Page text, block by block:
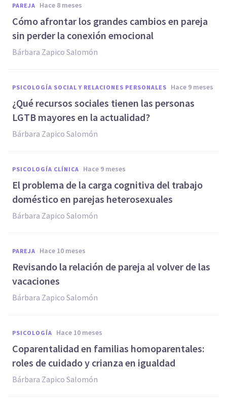
PAREJA hace 8 meses
Cómo afrontar los grandes cambios en pareja
sin perder la conexión emocional
Bárbara Zapico Salomón
PSICOLOGÍA SOCIAL Y RELACIONES PERSONALES hace 9 meses
¿Qué recursos sociales tienen las personas
LGTB mayores en la actualidad?
Bárbara Zapico Salomón
PSICOLOGÍA CLÍNICA hace 9 meses
El problema de la carga cognitiva del trabajo
doméstico en parejas heterosexuales
Bárbara Zapico Salomón
PAREJA hace 10 meses
Revisando la relación de pareja al volver de las
vacaciones
Bárbara Zapico Salomón
PSICOLOGÍA hace 10 meses
Coparentalidad en familias homoparentales:
roles de cuidado y crianza en igualdad
Bárbara Zapico Salomón